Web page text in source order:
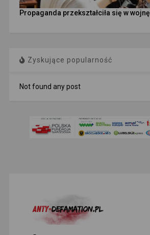
Propaganda przekształciła się w wojnę
Zyskujące popularność
Not found any post